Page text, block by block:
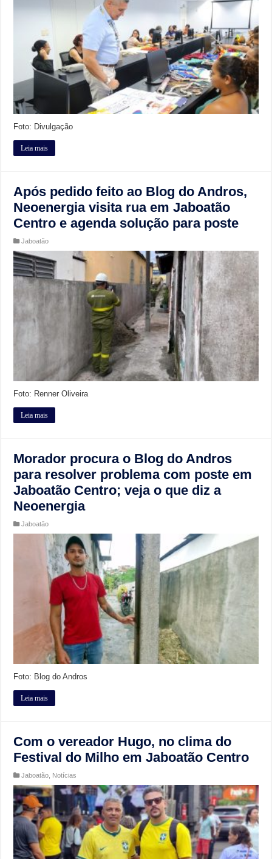
Foto: Divulgação
Leia mais
Após pedido feito ao Blog do Andros,
Neoenergia visita rua em Jaboatão
Centro e agenda solução para poste
Jaboatão
Foto: Renner Oliveira
Leia mais
Morador procura o Blog do Andros
para resolver problema com poste em
Jaboatão Centro; veja o que diz a
Neoenergia
Jaboatão
Foto: Blog do Andros
Leia mais
Com o vereador Hugo, no clima do
Festival do Milho em Jaboatão Centro
Jaboatão Notícias